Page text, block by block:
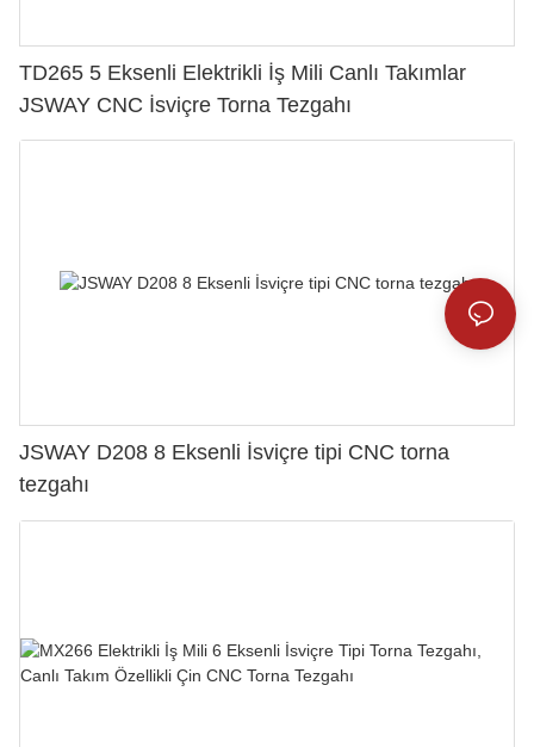
TD265 5 Eksenli Elektrikli İş Mili Canlı Takımlar
JSWAY CNC İsviçre Torna Tezgahı
JSWAY D208 8 Eksenli İsviçre tipi CNC torna
tezgahı